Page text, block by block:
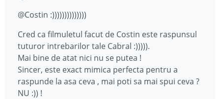
@Costin :))))))))))))))
Cred ca filmuletul facut de Costin este raspunsul
tuturor intrebarilor tale Cabral :))))).
Mai bine de atat nici nu se putea !
Sincer, este exact mimica perfecta pentru a
raspunde la asa ceva , mai poti sa mai spui ceva ?
NU :)) !